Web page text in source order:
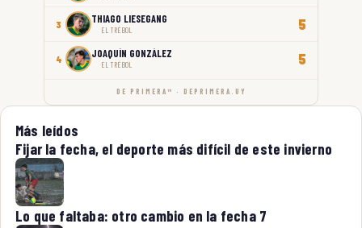
3 THIAGO LIESEGANG
EL TRÉBOL 5
4 JOAQUÍN GONZÁLEZ
EL TRÉBOL 5
DE PRIMERA™ · DEPRIMERA.UY
Más leídos
Fijar la fecha, el deporte más difícil de este invierno
Lo que faltaba: otro cambio en la fecha 7